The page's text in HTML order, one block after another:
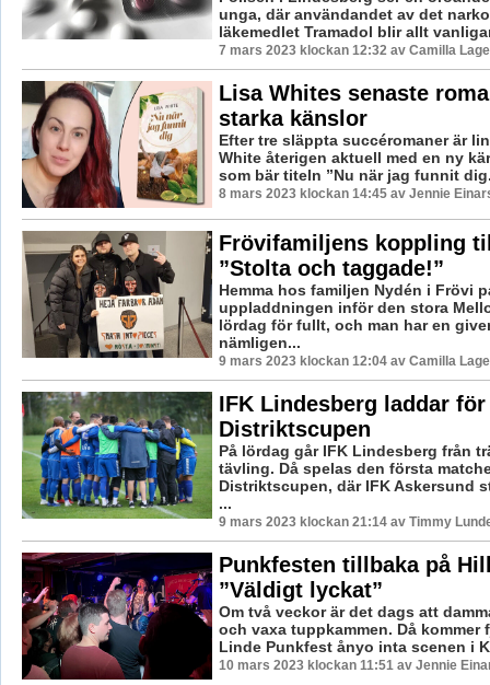
unga, där användandet av det
läkemedlet Tramadol blir allt
7 mars 2023 klockan 12:32 av Camilla
Lisa Whites senaste
starka känslor
Efter tre släppta succéromaner är
White återigen aktuell med en ny
som bär titeln ”Nu när jag funnit
8 mars 2023 klockan 14:45 av Jennie
Frövifamiljens koppling
”Stolta och taggade!”
Hemma hos familjen Nydén i Frövi
uppladdningen inför den stora
lördag för fullt, och man har en
nämligen...
9 mars 2023 klockan 12:04 av Camilla
IFK Lindesberg laddar
Distriktscupen
På lördag går IFK Lindesberg från
tävling. Då spelas den första
Distriktscupen, där IFK Askersund
...
9 mars 2023 klockan 21:14 av Timmy
Punkfesten tillbaka på
”Väldigt lyckat”
Om två veckor är det dags att
och vaxa tuppkammen. Då kommer
Linde Punkfest ånyo inta scenen i
10 mars 2023 klockan 11:51 av Jennie